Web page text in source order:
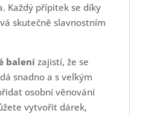
Každý přípitek se díky
skutečně slavnostním
balenízajistí, že se
snadno a s velkým
osobní věnování
vytvořit dárek,